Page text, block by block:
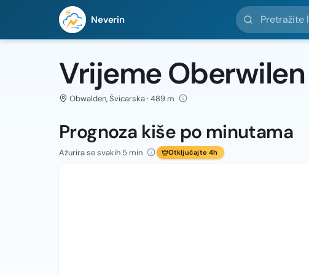
Neverin
Pretražite lokacije
Vrijeme Oberwilen
Obwalden, Švicarska · 489 m
Prognoza kiše po minutama
Ažurira se svakih 5 min Otključajte 4h